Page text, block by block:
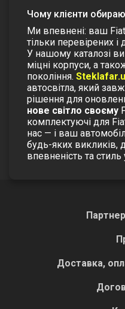
Чому клієнти
Ми впевнені: ваш
тільки перевірених
У нашому каталозі
міцні корпуси, а
покоління.
автосвітла, який
рішення для
нове світло своєму
комплектуючі для
нас — і ваш
будь-яких викликів,
впевненість та
Доставка,